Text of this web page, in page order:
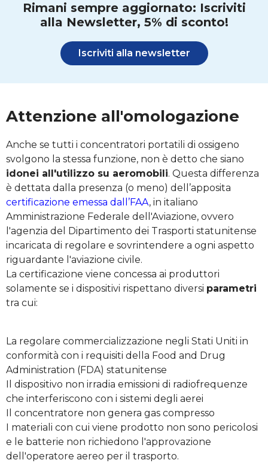
Rimani sempre aggiornato: Iscriviti
alla Newsletter, 5% di sconto!
Iscriviti alla newsletter
Attenzione all'omologazione
Anche se tutti i concentratori portatili di ossigeno
svolgono la stessa funzione, non è detto che siano
idonei all'utilizzo su aeromobili. Questa differenza
è dettata dalla presenza (o meno) dell’apposita
certificazione emessa dall’FAA, in italiano
Amministrazione Federale dell'Aviazione, ovvero
l'agenzia del Dipartimento dei Trasporti statunitense
incaricata di regolare e sovrintendere a ogni aspetto
riguardante l'aviazione civile.
La certificazione viene concessa ai produttori
solamente se i dispositivi rispettano diversi parametri
tra cui:
La regolare commercializzazione negli Stati Uniti in
conformità con i requisiti della Food and Drug
Administration (FDA) statunitense
Il dispositivo non irradia emissioni di radiofrequenze
che interferiscono con i sistemi degli aerei
Il concentratore non genera gas compresso
I materiali con cui viene prodotto non sono pericolosi
e le batterie non richiedono l'approvazione
dell'operatore aereo per il trasporto.